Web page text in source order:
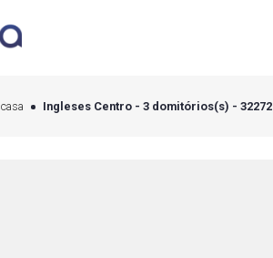
casa Ingleses Centro - 3 domitórios(s) - 32272